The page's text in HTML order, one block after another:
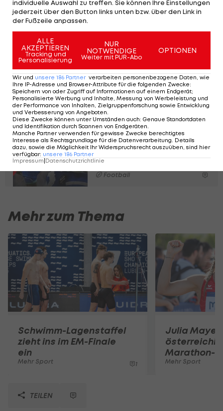
auch wenn er nicht immer fit war. Zuletzt hatte
Jones mit Wadenbeinproblemen am linken Bein
zu kämpfen gehabt.
NFL: Neuer Spitzenreiter
im Power Ranking vor
Week 14
Football
User-Endzone: Geht für
die Colts jetzt alles den
Bach runter?
Football
Mehr zum Thema
Schwimm-Lagenstaffel
zieht ins im EM-Finale
ein
Mehr Sport 1
Julia
Marathon-
Mehr Sport
TEILEN
individuelle Auswahl zu treffen. Sie können Ihre Einstellungen
jederzeit über den Button links unten bzw. über den Link in
der Fußzeile anpassen.
ALLE
AKZEPTIEREN
Tracking und
Personalisierung
NUR
NOTWENDIGE
Weiter mit PUR-Abo
OPTIONEN
Wir und unsere 186 Partner verarbeiten personenbezogene Daten, wie
Ihre IP-Adresse und Browser-Attribute für die folgenden Zwecke:
Speichern von oder Zugriff auf Informationen auf einem Endgerät;
Personalisierte Werbung und Inhalte, Messung von Werbeleistung und
der Performance von Inhalten, Zielgruppenforschung sowie Entwicklung
und Verbesserung von Angeboten.
Diese Zwecke können unter Umständen auch: Genaue Standortdaten
und Identifikation durch Scannen von Endgeräten.
Manche Partner verwenden für gewisse Zwecke berechtigtes
Interesse als Rechtsgrundlage für die Datenverarbeitung. Details
dazu, sowie die Möglichkeit Ihr Widerspruchsrecht auszuüben, sind hier
verfügbar: unsere 186 Partner
Impressum Datenschutzrichtlinie